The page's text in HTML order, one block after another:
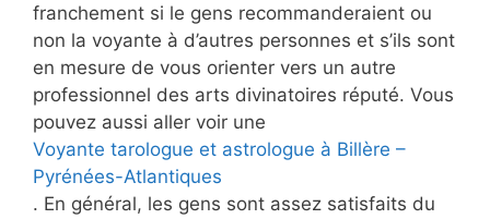
franchement si le gens recommanderaient ou
non la voyante à d’autres personnes et s’ils sont
en mesure de vous orienter vers un autre
professionnel des arts divinatoires réputé. Vous
pouvez aussi aller voir une
Voyante tarologue et astrologue à Billère –
Pyrénées-Atlantiques
. En général, les gens sont assez satisfaits du